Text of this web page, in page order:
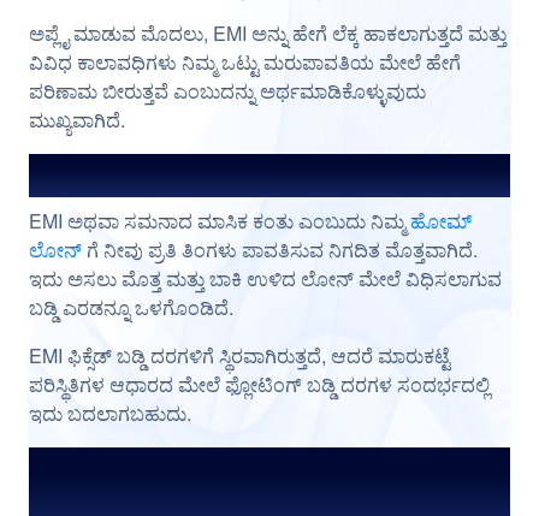
ಅಪ್ಲೈ ಮಾಡುವ ಮೊದಲು, EMI ಅನ್ನು ಹೇಗೆ ಲೆಕ್ಕ ಹಾಕಲಾಗುತ್ತದೆ ಮತ್ತು
ವಿವಿಧ ಕಾಲಾವಧಿಗಳು ನಿಮ್ಮ ಒಟ್ಟು ಮರುಪಾವತಿಯ ಮೇಲೆ ಹೇಗೆ
ಪರಿಣಾಮ ಬೀರುತ್ತವೆ ಎಂಬುದನ್ನು ಅರ್ಥಮಾಡಿಕೊಳ್ಳುವುದು
ಮುಖ್ಯವಾಗಿದೆ.
ಹೋಮ್ ಲೋನ್ EMI ಎಂದರೇನು?
EMI ಅಥವಾ ಸಮನಾದ ಮಾಸಿಕ ಕಂತು ಎಂಬುದು ನಿಮ್ಮಹೋಮ್
ಲೋನ್ ಗೆ ನೀವು ಪ್ರತಿ ತಿಂಗಳು ಪಾವತಿಸುವ ನಿಗದಿತ ಮೊತ್ತವಾಗಿದೆ.
ಇದು ಅಸಲು ಮೊತ್ತ ಮತ್ತು ಬಾಕಿ ಉಳಿದ ಲೋನ್ ಮೇಲೆ ವಿಧಿಸಲಾಗುವ
ಬಡ್ಡಿ ಎರಡನ್ನೂ ಒಳಗೊಂಡಿದೆ.
EMI ಫಿಕ್ಸೆಡ್ ಬಡ್ಡಿ ದರಗಳಿಗೆ ಸ್ಥಿರವಾಗಿರುತ್ತದೆ, ಆದರೆ ಮಾರುಕಟ್ಟೆ
ಪರಿಸ್ಥಿತಿಗಳ ಆಧಾರದ ಮೇಲೆ ಫ್ಲೋಟಿಂಗ್ ಬಡ್ಡಿ ದರಗಳ ಸಂದರ್ಭದಲ್ಲಿ
ಇದು ಬದಲಾಗಬಹುದು.